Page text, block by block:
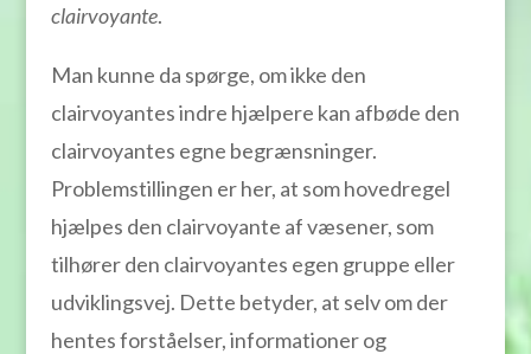
clairvoyante.
Man kunne da spørge, om ikke den
clairvoyantes indre hjælpere kan afbøde den
clairvoyantes egne begrænsninger.
Problemstillingen er her, at som hovedregel
hjælpes den clairvoyante af væsener, som
tilhører den clairvoyantes egen gruppe eller
udviklingsvej. Dette betyder, at selv om der
hentes forståelser, informationer og